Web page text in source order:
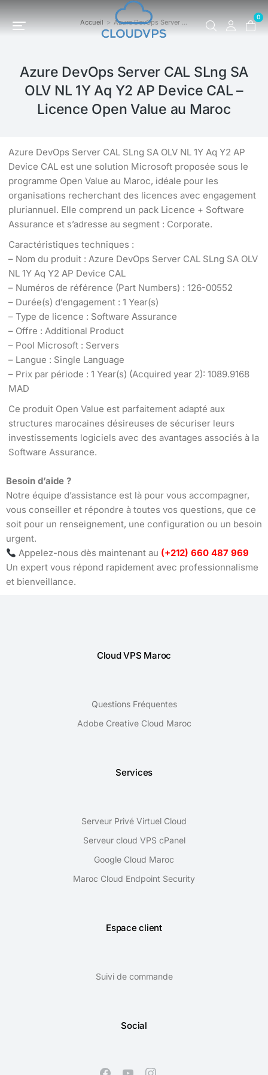
0
Vous êtes ici : Accueil Azure DevOps Server …
Azure DevOps Server CAL SLng SA
OLV NL 1Y Aq Y2 AP Device CAL –
Licence Open Value au Maroc
Azure DevOps Server CAL SLng SA OLV NL 1Y Aq Y2 AP
Device CAL est une solution Microsoft proposée sous le
programme Open Value au Maroc, idéale pour les
organisations recherchant des licences avec engagement
pluriannuel. Elle comprend un pack Licence + Software
Assurance et s’adresse au segment : Corporate.
Caractéristiques techniques :
– Nom du produit : Azure DevOps Server CAL SLng SA OLV
NL 1Y Aq Y2 AP Device CAL
– Numéros de référence (Part Numbers) : 126-00552
– Durée(s) d’engagement : 1 Year(s)
– Type de licence : Software Assurance
– Offre : Additional Product
– Pool Microsoft : Servers
– Langue : Single Language
– Prix par période : 1 Year(s) (Acquired year 2): 1089.9168
MAD
Ce produit Open Value est parfaitement adapté aux
structures marocaines désireuses de sécuriser leurs
investissements logiciels avec des avantages associés à la
Software Assurance.
Besoin d’aide ?
Notre équipe d’assistance est là pour vous accompagner,
vous conseiller et répondre à toutes vos questions, que ce
soit pour un renseignement, une configuration ou un besoin
urgent.
Appelez-nous dès maintenant au (+212) 660 487 969
Un expert vous répond rapidement avec professionnalisme
et bienveillance.
Cloud VPS Maroc
Questions Fréquentes
Adobe Creative Cloud Maroc
Services
Serveur Privé Virtuel Cloud
Serveur cloud VPS cPanel
Google Cloud Maroc
Maroc Cloud Endpoint Security
Espace client
Suivi de commande
Social